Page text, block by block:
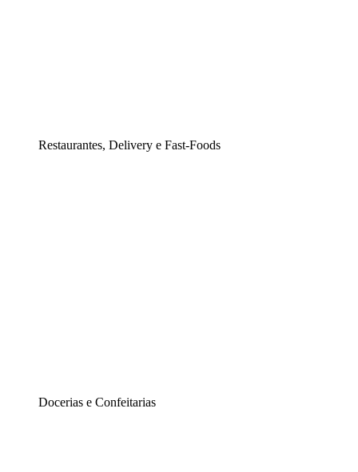
Restaurantes, Delivery e Fast-Foods
Docerias e Confeitarias